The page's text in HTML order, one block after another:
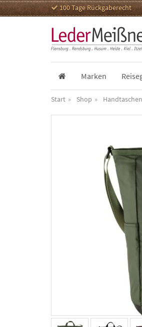
100 Tage Rückgaberecht
Marken
Start Shop Handtaschen